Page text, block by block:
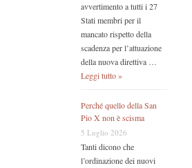
avvertimento a tutti i 27
Stati membri per il
mancato rispetto della
scadenza per l’attuazione
della nuova direttiva …
Leggi tutto »
Perché quello della San
Pio X non è scisma
5 Luglio 2026
Tanti dicono che
l’ordinazione dei nuovi